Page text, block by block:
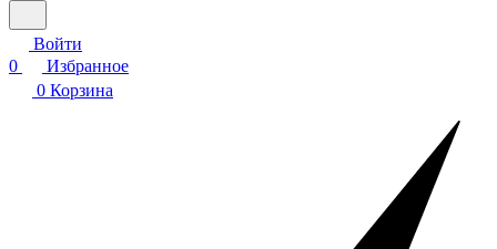
Войти
0
Избранное
0 Корзина